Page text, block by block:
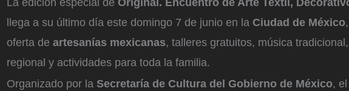
La edición especial de Original. Encuentro de Arte Textil,
llega a su último día este domingo 7 de junio en la Ciudad de México
oferta de artesanías mexicanas, talleres gratuitos, música
regional y actividades para toda la familia.
Organizado por la Secretaría de Cultura del Gobierno de México,